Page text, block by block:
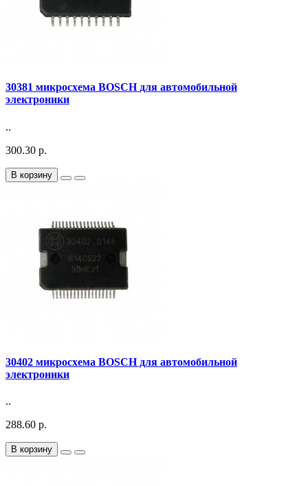
30381 микросхема BOSCH для автомобильной
электроники
..
300.30 р.
В корзину
30402 микросхема BOSCH для автомобильной
электроники
..
288.60 р.
В корзину